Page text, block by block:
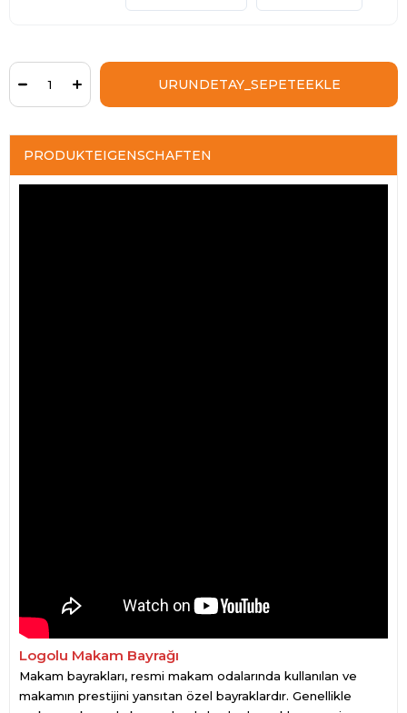
PRODUKTEIGENSCHAFTEN
Logolu Makam Bayrağı
Makam bayrakları, resmi makam odalarında kullanılan ve
makamın prestijini yansıtan özel bayraklardır. Genellikle